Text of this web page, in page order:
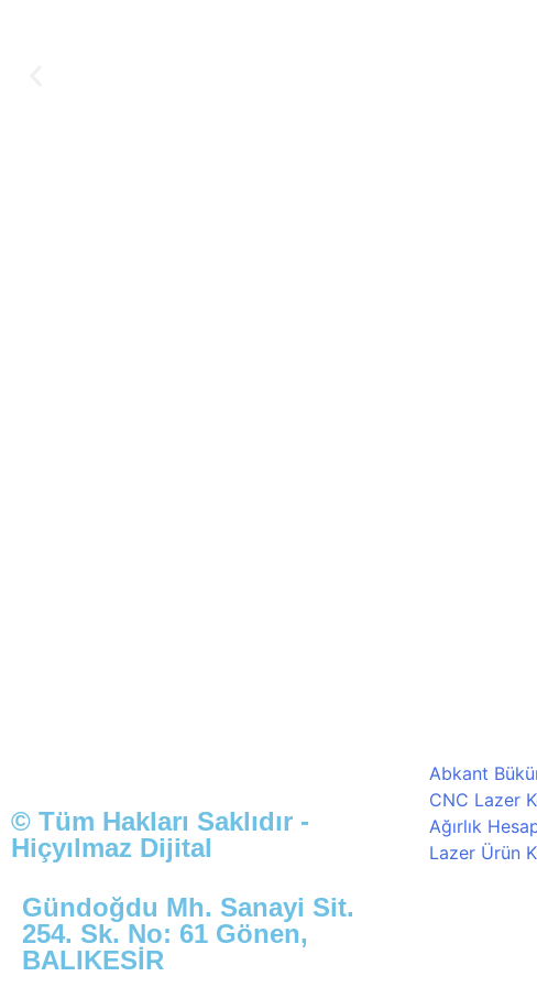
© Tüm Hakları Saklıdır -
Hiçyılmaz Dijital
Gündoğdu Mh. Sanayi Sit.
254. Sk. No: 61 Gönen,
BALIKESİR
Abkant
CNC Lazer
Ağırlık
Lazer Ürün